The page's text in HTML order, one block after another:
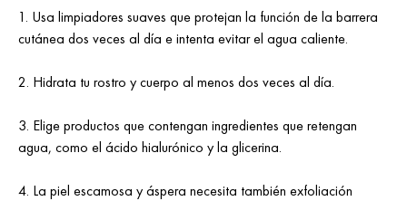
1. Usa limpiadores suaves que protejan la función de la barrera
cutánea dos veces al día e intenta evitar el agua caliente.
2. Hidrata tu rostro y cuerpo al menos dos veces al día.
3. Elige productos que contengan ingredientes que retengan
agua, como el ácido hialurónico y la glicerina.
4. La piel escamosa y áspera necesita también exfoliación